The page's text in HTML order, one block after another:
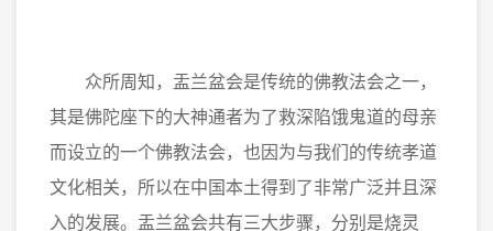
众所周知，盂兰盆会是传统的佛教法会之一，
其是佛陀座下的大神通者为了救深陷饿鬼道的母亲
而设立的一个佛教法会，也因为与我们的传统孝道
文化相关，所以在中国本土得到了非常广泛并且深
入的发展。盂兰盆会共有三大步骤，分别是烧灵